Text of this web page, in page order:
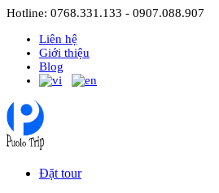
Hotline: 0768.331.133 - 0907.088.907
Liên hệ
Giới thiệu
Blog
Đặt tour